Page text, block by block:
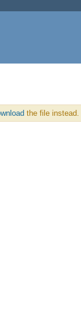
the file instead.